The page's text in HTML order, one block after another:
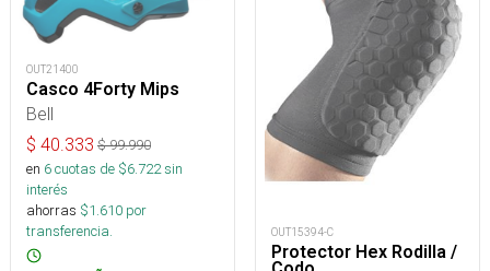
OUT21400
Casco 4Forty Mips
Bell
$ 40.333 $99.990
en 6cuotas de $6.722sin
interés
ahorras $1.610 por
transferencia.
OUT15394-C
Protector Hex Rodilla /